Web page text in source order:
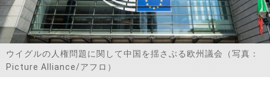
設立趣意書
お問い合わせ
ウイグルの人権問題に関して中国を揺さぶる欧州議会（写真：
Picture Alliance/アフロ）